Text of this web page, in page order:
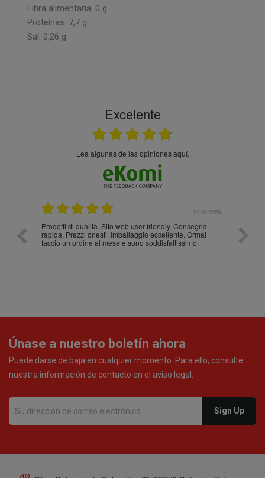
Fibra alimentaria: 0 g
Proteínas: 7,7 g
Sal: 0,26 g
Excelente
Lea algunas de las opiniones aquí.
21.05.2026
Prodotti di qualità. Sito web user-friendly. Consegna
rapida. Prezzi onesti. Imballaggio eccellente. Ormai
faccio un ordine al mese e sono soddisfattissimo.
10/10
Únase a nuestro boletín ahora
Puede darse de baja en cualquier momento. Para ello, consulte
nuestra información de contacto en el aviso legal.